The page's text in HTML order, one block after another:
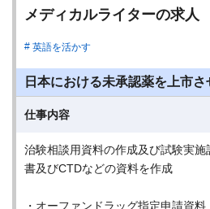
メディカルライターの求人
英語を活かす
日本における未承認薬を上市
仕事内容
治験相談用資料の作成及び試験実
書及びCTDなどの資料を作成
・オーファンドラッグ指定申請資料